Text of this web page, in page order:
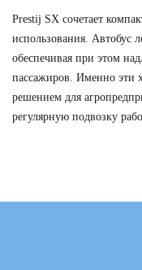
Prestij SX сочетает
использования. Автобус
обеспечивая при этом
пассажиров. Именно эти
решением для
регулярную подвозку